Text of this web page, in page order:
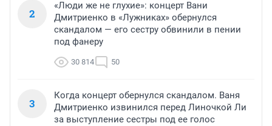
2
«Люди же не глухие»: концерт Вани
Дмитриенко в «Лужниках» обернулся
скандалом — его сестру обвинили в пении
под фанеру
30 814 50
3
Когда концерт обернулся скандалом. Ваня
Дмитриенко извинился перед Линочкой Ли
за выступление сестры под ее голос